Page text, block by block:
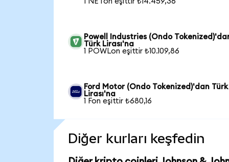
Powell Industries (Ondo
Türk Lirası'na
1 POWLon eşittir ₺10.109,86
Ford Motor (Ondo Tokenized)'dan Türk
Lirası'na
1 Fon eşittir ₺680,16
Diğer kurları keşfedin